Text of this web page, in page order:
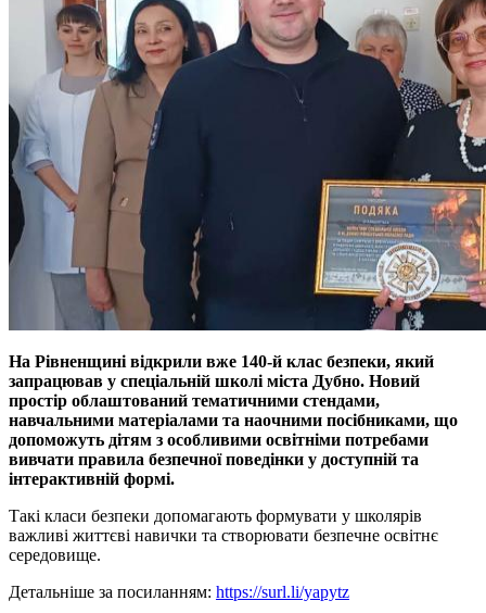
На Рівненщині відкрили вже 140-й клас безпеки, який
запрацював у спеціальній школі міста Дубно. Новий
простір облаштований тематичними стендами,
навчальними матеріалами та наочними посібниками, що
допоможуть дітям з особливими освітніми потребами
вивчати правила безпечної поведінки у доступній та
інтерактивній формі.
Такі класи безпеки допомагають формувати у школярів
важливі життєві навички та створювати безпечне освітнє
середовище.
Детальніше за посиланням: https://surl.li/yapytz